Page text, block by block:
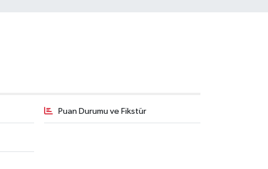
Puan Durumu ve Fikstür